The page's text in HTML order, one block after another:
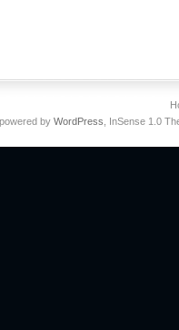
by WordPress , InSense 1.0